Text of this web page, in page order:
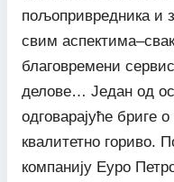
пољопривредника и
свим
благовремени
делове… Један од
одговарајуће бриге
квалитетно гориво.
компанију Еуро